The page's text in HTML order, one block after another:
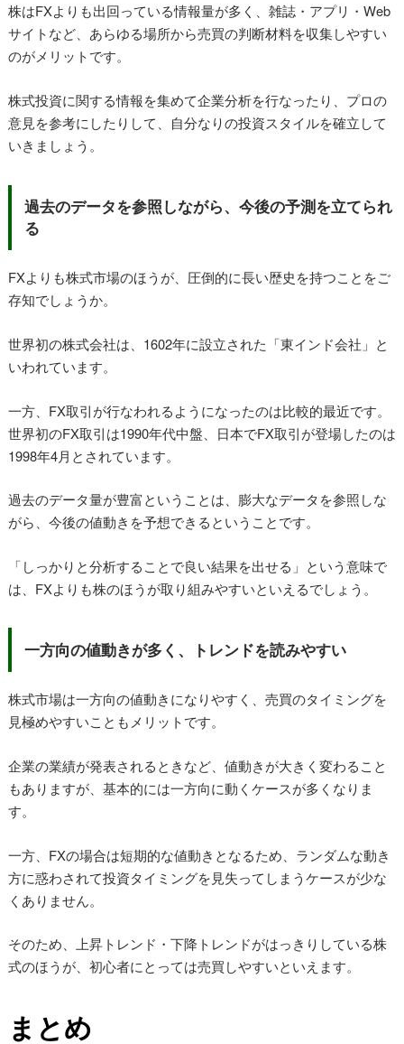
株はFXよりも出回っている情報量が多く、雑誌・アプリ・Web
サイトなど、あらゆる場所から売買の判断材料を収集しやすい
のがメリットです。
株式投資に関する情報を集めて企業分析を行なったり、プロの
意見を参考にしたりして、自分なりの投資スタイルを確立して
いきましょう。
過去のデータを参照しながら、今後の予測を立てられ
る
FXよりも株式市場のほうが、圧倒的に長い歴史を持つことをご
存知でしょうか。
世界初の株式会社は、1602年に設立された「東インド会社」と
いわれています。
一方、FX取引が行なわれるようになったのは比較的最近です。
世界初のFX取引は1990年代中盤、日本でFX取引が登場したのは
1998年4月とされています。
過去のデータ量が豊富ということは、膨大なデータを参照しな
がら、今後の値動きを予想できるということです。
「しっかりと分析することで良い結果を出せる」という意味で
は、FXよりも株のほうが取り組みやすいといえるでしょう。
一方向の値動きが多く、トレンドを読みやすい
株式市場は一方向の値動きになりやすく、売買のタイミングを
見極めやすいこともメリットです。
企業の業績が発表されるときなど、値動きが大きく変わること
もありますが、基本的には一方向に動くケースが多くなりま
す。
一方、FXの場合は短期的な値動きとなるため、ランダムな動き
方に惑わされて投資タイミングを見失ってしまうケースが少な
くありません。
そのため、上昇トレンド・下降トレンドがはっきりしている株
式のほうが、初心者にとっては売買しやすいといえます。
まとめ